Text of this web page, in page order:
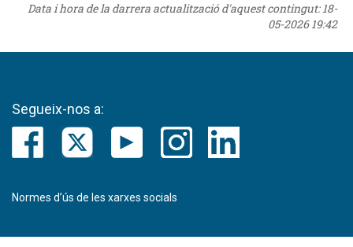
Data i hora de la darrera actualització d'aquest contingut:18-
05-2026 19:42
Segueix-nos a:
Normes d’ús de les xarxes socials